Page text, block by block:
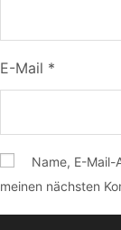
E-Mail *
Name, E-Mail-
meinen nächsten